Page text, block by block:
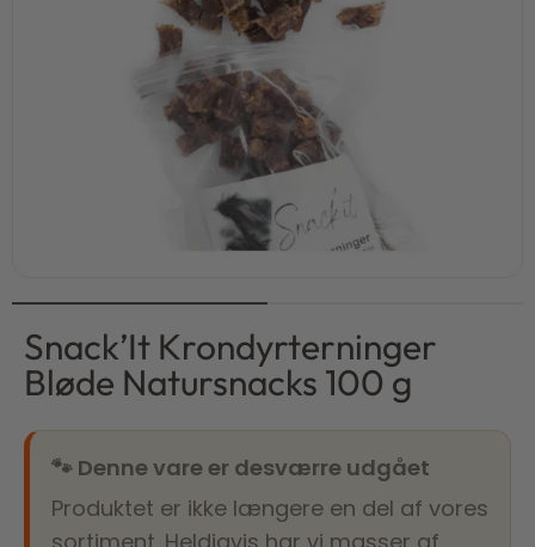
Snack’It Krondyrterninger
Bløde Natursnacks 100 g
🐾 Denne vare er desværre udgået
Produktet er ikke længere en del af vores